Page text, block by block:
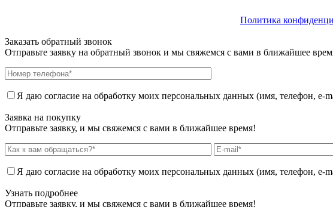
Политика
Заказать обратный звонок
Отправьте заявку на обратный звонок и мы свяжемся с вами в ближайшее
Я даю согласие на обработку моих персональных данных (имя, телефон, e-
Заявка на покупку
Отправьте заявку, и мы свяжемся с вами в ближайшее время!
Я даю согласие на обработку моих персональных данных (имя, телефон, e-
Узнать подробнее
Отправьте заявку, и мы свяжемся с вами в ближайшее время!